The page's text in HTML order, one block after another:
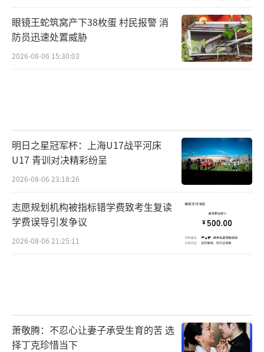
眼镜王蛇筑窝产下38枚蛋 村民报警 消
防员迅速处置威胁
2026-08-06 15:30:03
明日之星冠军杯：上海U17战平河床
U17 青训对决精彩纷呈
2026-08-06 23:18:26
志愿规划机构被指标错学费致考生复读
学费误导引发争议
2026-08-06 21:25:11
萧敬腾：不忍心让妻子承受生育的苦 选
择丁克珍惜当下